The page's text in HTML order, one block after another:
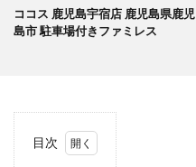
ココス 鹿児島宇宿店 鹿児島県鹿児
島市 駐車場付きファミレス
目次